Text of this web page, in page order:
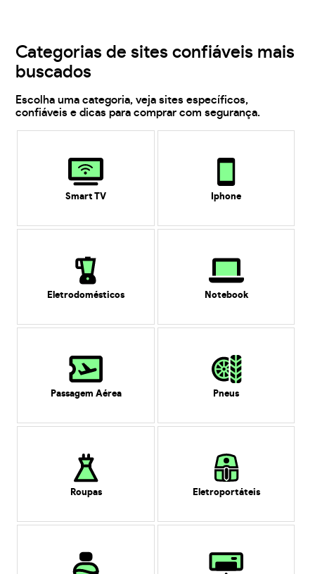
Categorias de sites confiáveis mais
buscados
Escolha uma categoria, veja sites específicos,
confiáveis e dicas para comprar com segurança.
Smart TV Iphone
Eletrodomésticos Notebook
Passagem Aérea Pneus
Roupas Eletroportáteis